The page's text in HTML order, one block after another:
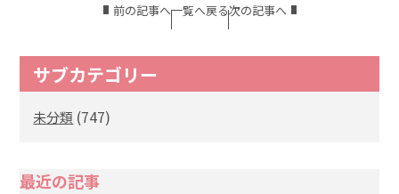
前の記事へ一覧へ戻る次の記事へ
サブカテゴリー
未分類 (747)
最近の記事